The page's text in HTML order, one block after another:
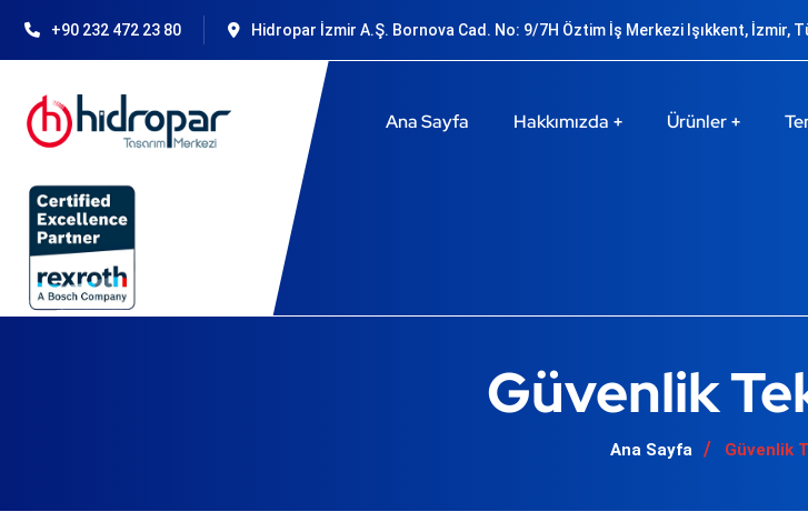
+90 232 472 23 80 Hidropar İzmir A.Ş. Bornova Cad. No: 9/7H Öztim İş Merkezi Işıkkent, İzmir,
Ana Sayfa Hakkımızda Ürünler
Güvenlik
Ana Sayfa Güvenlik